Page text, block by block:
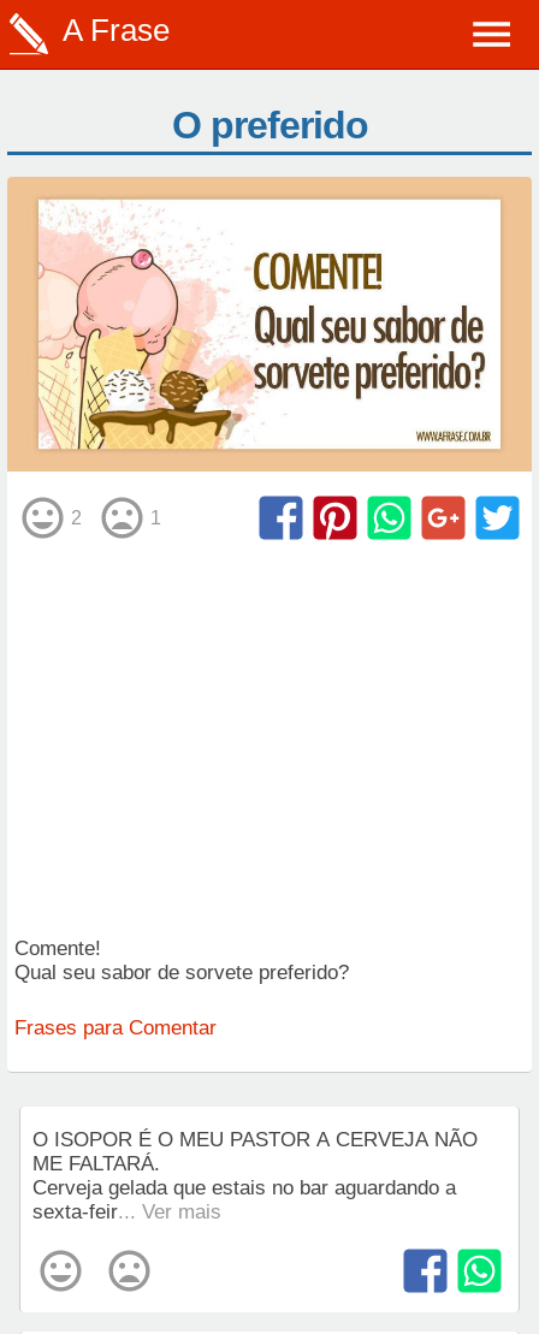
A Frase
O preferido
2 1
Comente!
Qual seu sabor de sorvete preferido?
Frases para Comentar
O ISOPOR É O MEU PASTOR A CERVEJA NÃO
ME FALTARÁ.
Cerveja gelada que estais no bar aguardando a
sexta-feir... Ver mais